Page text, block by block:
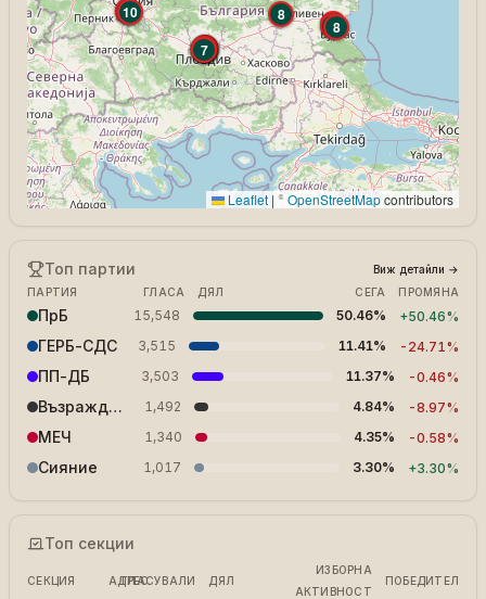
8
11
10
7
6
10
6
5
7
10
2
3 8
8
3
7
Leaflet | ©OpenStreetMapcontributors
Топ партии Виж детайли →
ПАРТИЯ
ГЛАСА ДЯЛ СЕГА ПРОМЯНА
ПрБ 15,548 50.46% +50.46%
ГЕРБ-СДС 3,515 11.41% -24.71%
ПП-ДБ 3,503 11.37% -0.46%
Възраждане 1,492 4.84% -8.97%
МЕЧ 1,340 4.35% -0.58%
Сияние 1,017 3.30% +3.30%
Топ секции
СЕКЦИЯ АДРЕС
ГЛАСУВАЛИ ДЯЛ
ИЗБОРНА
АКТИВНОСТ
ПОБЕДИТЕЛ